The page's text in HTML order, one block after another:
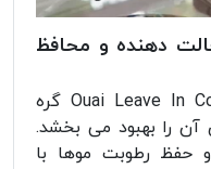
دهنده و محافظ
اسپری نرم کننده مو Ouai Leave In Conditioner گره
آن را بهبود می بخشد.
حفظ رطوبت موها با